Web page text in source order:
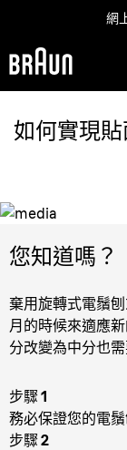
網
如何實現
您知道嗎？
棄用旋轉式電鬚
月的時候來適應
分改變為中分也
步驟 1
務必保證您的電
步驟 2